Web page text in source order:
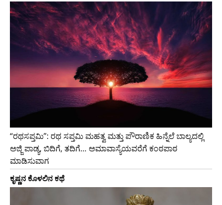
“ರಥಸಪ್ತಮಿ”: ರಥ ಸಪ್ತಮಿ ಮಹತ್ವ ಮತ್ತು ಪೌರಾಣಿಕ ಹಿನ್ನೆಲೆ ಬಾಲ್ಯದಲ್ಲಿ
ಅಜ್ಜಿ ಪಾಡ್ಯ, ಬಿದಿಗೆ, ತದಿಗೆ… ಅಮಾವಾಸ್ಯೆಯವರೆಗೆ ಕಂಠಪಾಠ
ಮಾಡಿಸುವಾಗ
ಕೃಷ್ಣನ ಕೊಳಲಿನ ಕಥೆ